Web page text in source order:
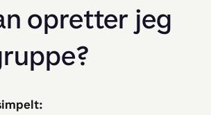
opretter jeg